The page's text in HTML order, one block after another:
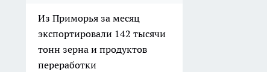
Из Приморья за месяц
экспортировали 142 тысячи
тонн зерна и продуктов
переработки